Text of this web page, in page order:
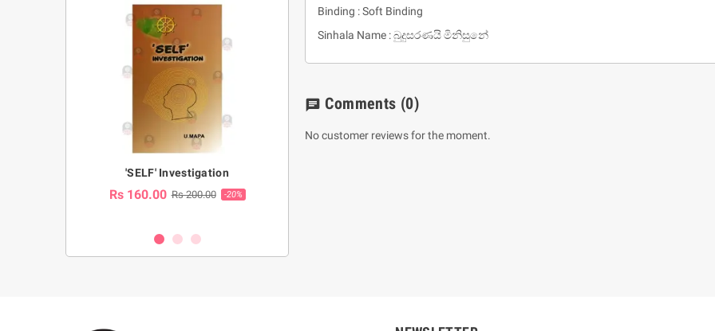
'SELF' Investigation
Rs 160.00 Rs 200.00 -20%
Binding : Soft Binding
Sinhala Name : බුදුසරණයි මිනිසුනේ
chat Comments (0)
No customer reviews for the moment.